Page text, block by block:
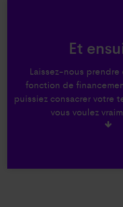
Et
Laissez-nous
fonction de
puissiez consacrer votre
vous voulez